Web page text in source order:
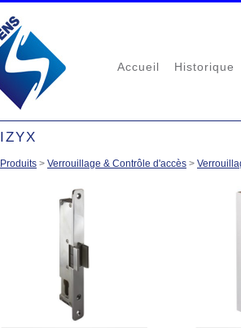
Accueil Historique
IZYX
Produits > Verrouillage & Contrôle d'accès >